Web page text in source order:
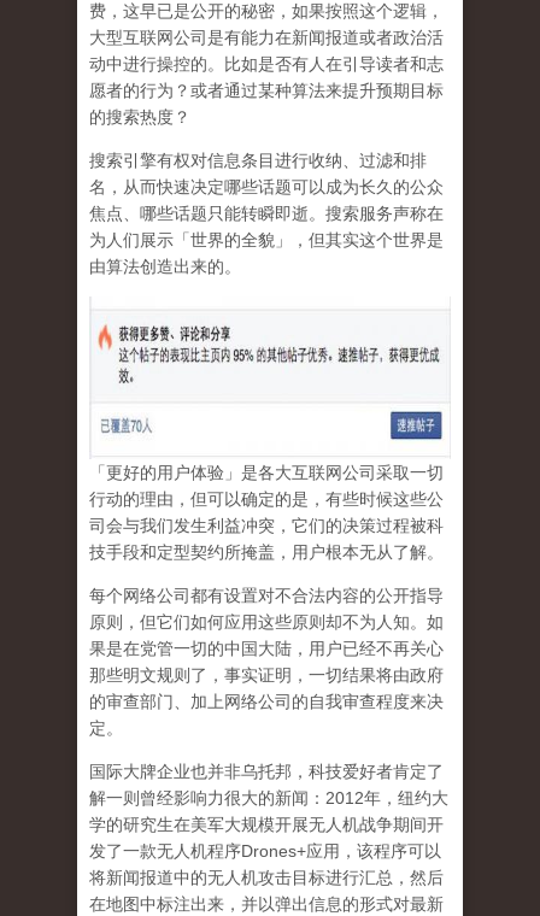
费，这早已是公开的秘密，如果按照这个逻辑，
大型互联网公司是有能力在新闻报道或者政治活
动中进行操控的。比如是否有人在引导读者和志
愿者的行为？或者通过某种算法来提升预期目标
的搜索热度？
搜索引擎有权对信息条目进行收纳、过滤和排
名，从而快速决定哪些话题可以成为长久的公众
焦点、哪些话题只能转瞬即逝。搜索服务声称在
为人们展示「世界的全貌」，但其实这个世界是
由算法创造出来的。
「更好的用户体验」是各大互联网公司采取一切
行动的理由，但可以确定的是，有些时候这些公
司会与我们发生利益冲突，它们的决策过程被科
技手段和定型契约所掩盖，用户根本无从了解。
每个网络公司都有设置对不合法内容的公开指导
原则，但它们如何应用这些原则却不为人知。如
果是在党管一切的中国大陆，用户已经不再关心
那些明文规则了，事实证明， 一切结果将由政府
的审查部门、加上网络公司的自我审查程度来决
定。
国际大牌企业也并非乌托邦，科技爱好者肯定了
解一则曾经影响力很大的新闻： 2012年，纽约大
学的研究生在美军大规模开展无人机战争期间开
发了一款无人机程序Drones+应用，该程序可以
将新闻报道中的无人机攻击目标进行汇总，然后
在地图中标注出来，并以弹出信息的形式对最新